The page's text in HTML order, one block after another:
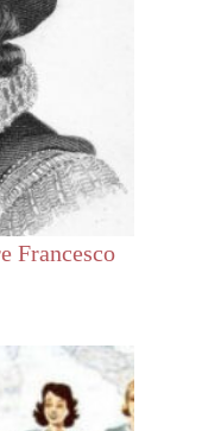
Francesco